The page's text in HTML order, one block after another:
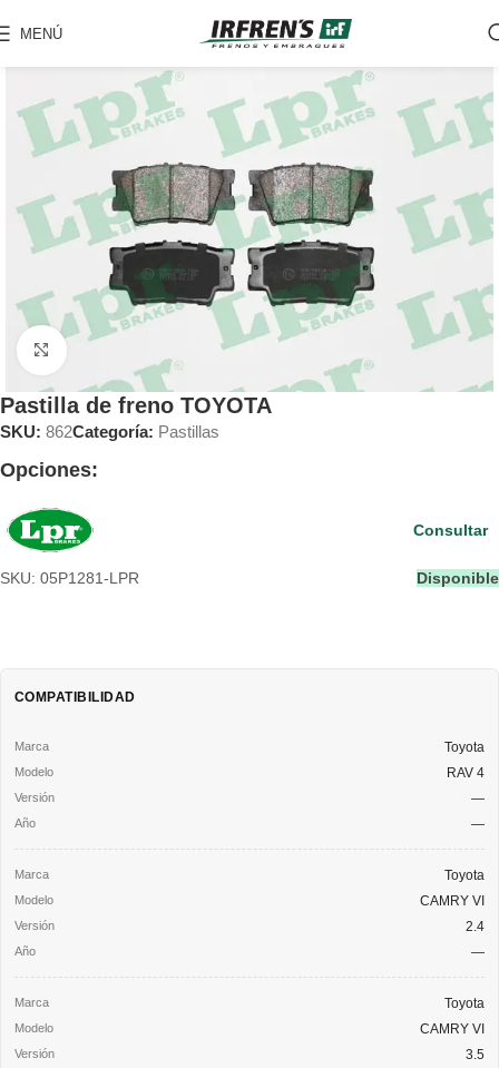
MENÚ
Pastilla de freno TOYOTA
SKU: 862Categoría: Pastillas
Opciones:
SKU: 05P1281-LPR Disponible
Consultar
COMPATIBILIDAD
Toyota
RAV 4
—
—
Toyota
CAMRY VI
2.4
—
Toyota
CAMRY VI
3.5